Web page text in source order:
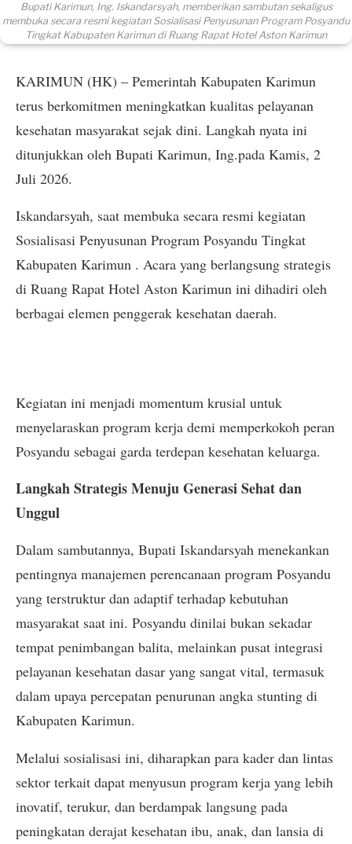
Bupati Karimun, Ing. Iskandarsyah, memberikan sambutan sekaligus
membuka secara resmi kegiatan Sosialisasi Penyusunan Program Posyandu
Tingkat Kabupaten Karimun di Ruang Rapat Hotel Aston Karimun
KARIMUN (HK) – Pemerintah Kabupaten Karimun
terus berkomitmen meningkatkan kualitas pelayanan
kesehatan masyarakat sejak dini. Langkah nyata ini
ditunjukkan oleh Bupati Karimun, Ing.pada Kamis, 2
Juli 2026.
Iskandarsyah, saat membuka secara resmi kegiatan
Sosialisasi Penyusunan Program Posyandu Tingkat
Kabupaten Karimun . Acara yang berlangsung strategis
di Ruang Rapat Hotel Aston Karimun ini dihadiri oleh
berbagai elemen penggerak kesehatan daerah.
Kegiatan ini menjadi momentum krusial untuk
menyelaraskan program kerja demi memperkokoh peran
Posyandu sebagai garda terdepan kesehatan keluarga.
Langkah Strategis Menuju Generasi Sehat dan
Unggul
Dalam sambutannya, Bupati Iskandarsyah menekankan
pentingnya manajemen perencanaan program Posyandu
yang terstruktur dan adaptif terhadap kebutuhan
masyarakat saat ini. Posyandu dinilai bukan sekadar
tempat penimbangan balita, melainkan pusat integrasi
pelayanan kesehatan dasar yang sangat vital, termasuk
dalam upaya percepatan penurunan angka stunting di
Kabupaten Karimun.
Melalui sosialisasi ini, diharapkan para kader dan lintas
sektor terkait dapat menyusun program kerja yang lebih
inovatif, terukur, dan berdampak langsung pada
peningkatan derajat kesehatan ibu, anak, dan lansia di